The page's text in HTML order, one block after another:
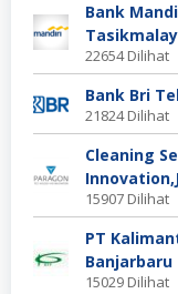
Bank
22654 Dilihat
Bank Bri
21824 Dilihat
Cleaning
15907 Dilihat
PT
Banjarbaru
15029 Dilihat